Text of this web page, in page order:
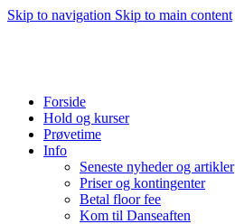
Skip to navigation Skip to main content
Forside
Hold og kurser
Prøvetime
Info
Seneste nyheder og artikler
Priser og kontingenter
Betal floor fee
Kom til Danseaften